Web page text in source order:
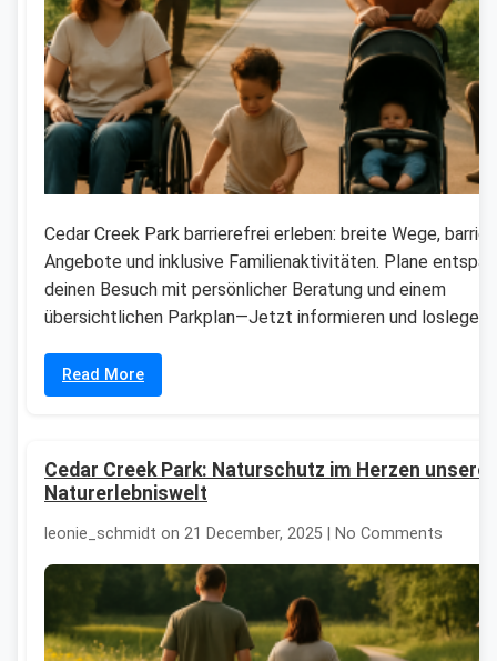
Cedar Creek Park barrierefrei erleben: breite Wege,
Angebote und inklusive Familienaktivitäten. Plane
deinen Besuch mit persönlicher Beratung und einem
übersichtlichen Parkplan—Jetzt informieren und loslegen.
Read More
Cedar Creek Park: Naturschutz im Herzen unserer
Naturerlebniswelt
leonie_schmidt on 21 December, 2025 | No Comments